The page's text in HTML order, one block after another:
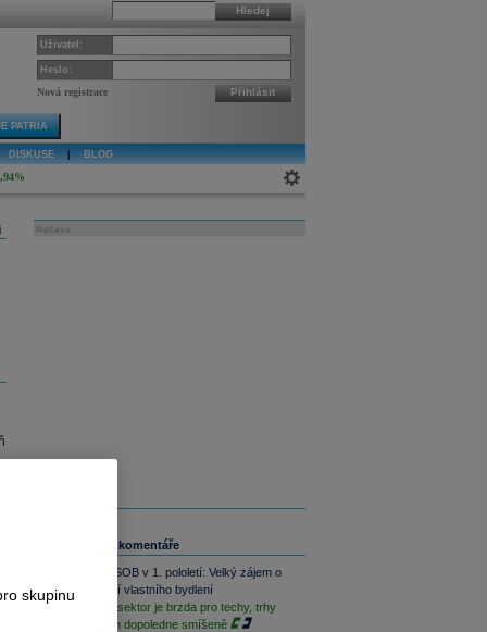
Hledej
Uživatel:
Heslo:
Nová registrace Přihlásit
PATRIA
DISKUSE BLOG
Reklama
Související komentáře
Skupina ČSOB v 1. pololetí: Velký zájem o
financování vlastního bydlení
Paměťový sektor je brzda pro techy, trhy
jsou na tom dopoledne smíšeně
skupinu